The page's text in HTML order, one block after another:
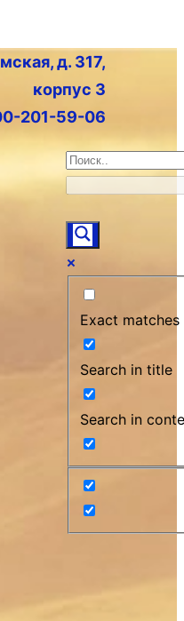
д. 317,
корпус 3
201-59-06
Exact matches
Search in title
Search in